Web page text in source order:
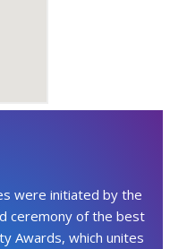
were initiated by the
ceremony of the best
Awards, which unites